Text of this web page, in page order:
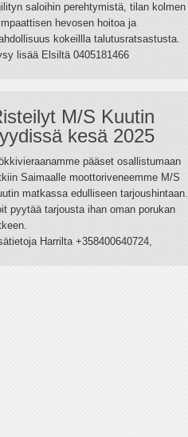
saloihin perehtymistä, tilan kolmen
hevosen hoitoa ja
kokeillla talutusratsastusta.
lisää Elsiltä 0405181466
M/S Kuutin
kesä 2025
pääset osallistumaan
Saimaalle moottoriveneemme M/S
matkassa edulliseen tarjoushintaan.
pyytää tarjousta ihan oman porukan
Harrilta +358400640724,